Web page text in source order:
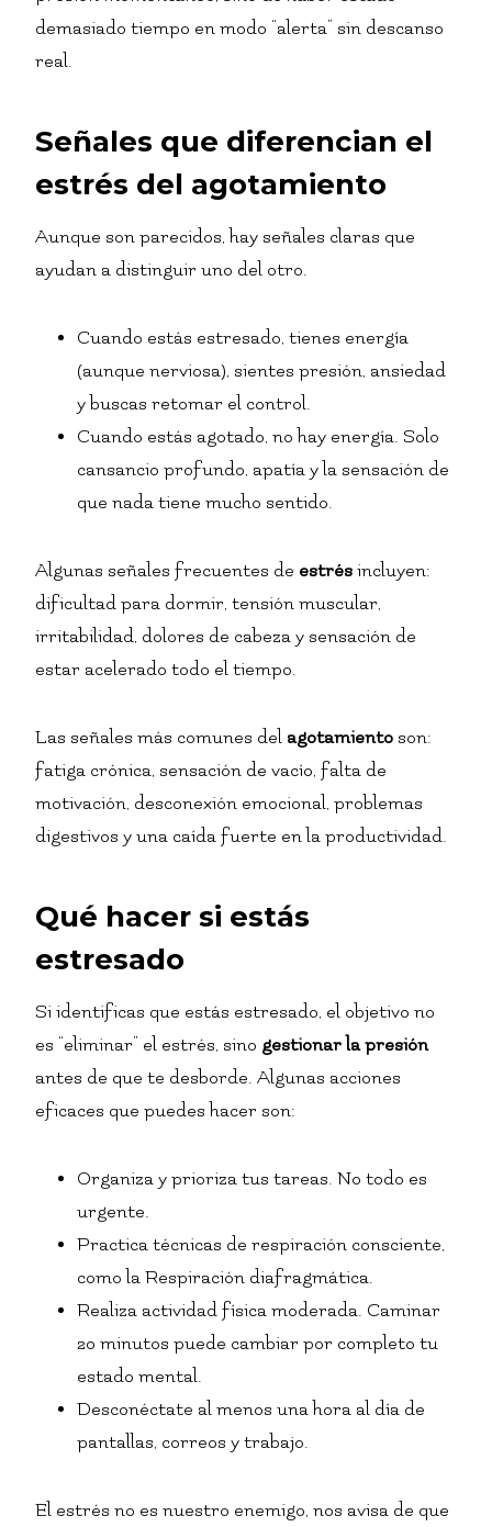
demasiado tiempo en modo “alerta” sin descanso
real.
Señales que diferencian el
estrés del agotamiento
Aunque son parecidos, hay señales claras que
ayudan a distinguir uno del otro.
Cuando estás estresado, tienes energía
(aunque nerviosa), sientes presión, ansiedad
y buscas retomar el control.
Cuando estás agotado, no hay energía. Solo
cansancio profundo, apatía y la sensación de
que nada tiene mucho sentido.
Algunas señales frecuentes de estrés incluyen:
dificultad para dormir, tensión muscular,
irritabilidad, dolores de cabeza y sensación de
estar acelerado todo el tiempo.
Las señales más comunes del agotamiento son:
fatiga crónica, sensación de vacío, falta de
motivación, desconexión emocional, problemas
digestivos y una caída fuerte en la productividad.
Qué hacer si estás
estresado
Si identificas que estás estresado, el objetivo no
es “eliminar” el estrés, sino gestionar la presión
antes de que te desborde. Algunas acciones
eficaces que puedes hacer son:
Organiza y prioriza tus tareas. No todo es
urgente.
Practica técnicas de respiración consciente,
como la Respiración diafragmática.
Realiza actividad física moderada. Caminar
20 minutos puede cambiar por completo tu
estado mental.
Desconéctate al menos una hora al día de
pantallas, correos y trabajo.
El estrés no es nuestro enemigo, nos avisa de que